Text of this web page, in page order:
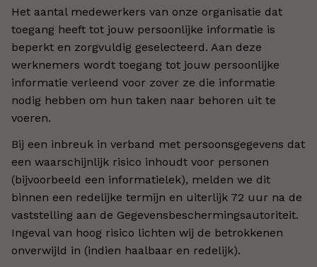
Het aantal medewerkers van onze organisatie dat
toegang heeft tot jouw persoonlijke informatie is
beperkt en zorgvuldig geselecteerd. Aan deze
werknemers wordt toegang tot jouw persoonlijke
informatie verleend voor zover ze die informatie
nodig hebben om hun taken naar behoren uit te
voeren.
Bij een inbreuk in verband met persoonsgegevens dat
een waarschijnlijk risico inhoudt voor personen
(bijvoorbeeld een informatielek), melden we dit
binnen een redelijke termijn en uiterlijk 72 uur na de
vaststelling aan de Gegevensbeschermingsautoriteit.
Ingeval van hoog risico lichten wij de betrokkenen
onverwijld in (indien haalbaar en redelijk).